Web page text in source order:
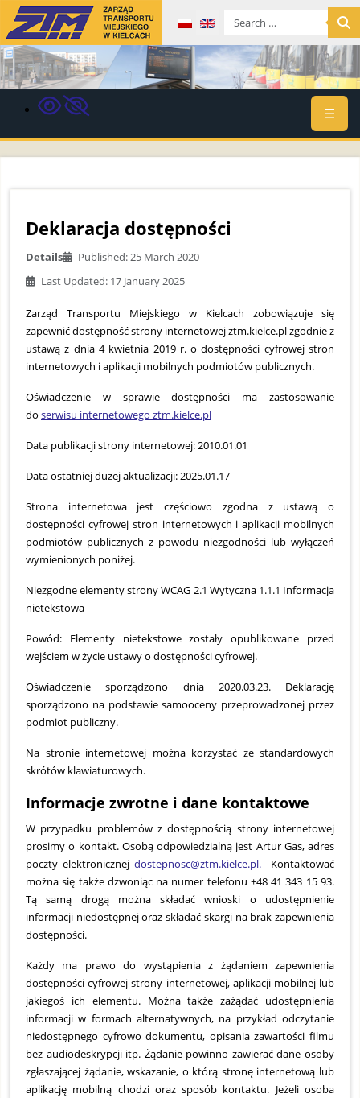
Select your language
☰
Deklaracja dostępności
Details
Published: 25 March 2020
Last Updated: 17 January 2025
Zarząd Transportu Miejskiego w Kielcach zobowiązuje się
zapewnić dostępność strony internetowej ztm.kielce.pl zgodnie z
ustawą z dnia 4 kwietnia 2019 r. o dostępności cyfrowej stron
internetowych i aplikacji mobilnych podmiotów publicznych.
Oświadczenie w sprawie dostępności ma zastosowanie
do serwisu internetowego ztm.kielce.pl
Data publikacji strony internetowej: 2010.01.01
Data ostatniej dużej aktualizacji: 2025.01.17
Strona internetowa jest częściowo zgodna z ustawą o
dostępności cyfrowej stron internetowych i aplikacji mobilnych
podmiotów publicznych z powodu niezgodności lub wyłączeń
wymienionych poniżej.
Niezgodne elementy strony WCAG 2.1 Wytyczna 1.1.1 Informacja
nietekstowa
Powód: Elementy nietekstowe zostały opublikowane przed
wejściem w życie ustawy o dostępności cyfrowej.
Oświadczenie sporządzono dnia 2020.03.23. Deklarację
sporządzono na podstawie samooceny przeprowadzonej przez
podmiot publiczny.
Na stronie internetowej można korzystać ze standardowych
skrótów klawiaturowych.
Informacje zwrotne i dane kontaktowe
W przypadku problemów z dostępnością strony internetowej
prosimy o kontakt. Osobą odpowiedzialną jest Artur Gas, adres
poczty elektronicznej dostepnosc@ztm.kielce.pl. Kontaktować
można się także dzwoniąc na numer telefonu +48 41 343 15 93.
Tą samą drogą można składać wnioski o udostępnienie
informacji niedostępnej oraz składać skargi na brak zapewnienia
dostępności.
Każdy ma prawo do wystąpienia z żądaniem zapewnienia
dostępności cyfrowej strony internetowej, aplikacji mobilnej lub
jakiegoś ich elementu. Można także zażądać udostępnienia
informacji w formach alternatywnych, na przykład odczytanie
niedostępnego cyfrowo dokumentu, opisania zawartości filmu
bez audiodeskrypcji itp. Żądanie powinno zawierać dane osoby
zgłaszającej żądanie, wskazanie, o którą stronę internetową lub
aplikację mobilną chodzi oraz sposób kontaktu. Jeżeli osoba